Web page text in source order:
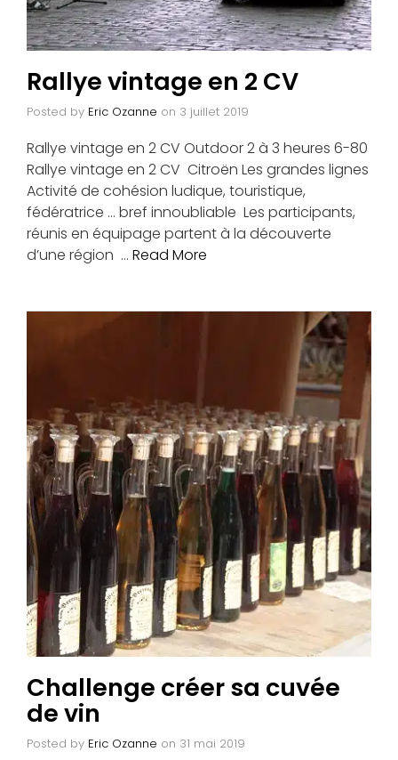
Rallye vintage en 2 CV
Posted by Eric Ozanne on 3 juillet 2019
Rallye vintage en 2 CV Outdoor 2 à 3 heures 6-80
Rallye vintage en 2 CV Citroën Les grandes lignes
Activité de cohésion ludique, touristique,
fédératrice … bref innoubliable Les participants,
réunis en équipage partent à la découverte
d’une région … Read More
Challenge créer sa cuvée
de vin
Posted by Eric Ozanne on 31 mai 2019